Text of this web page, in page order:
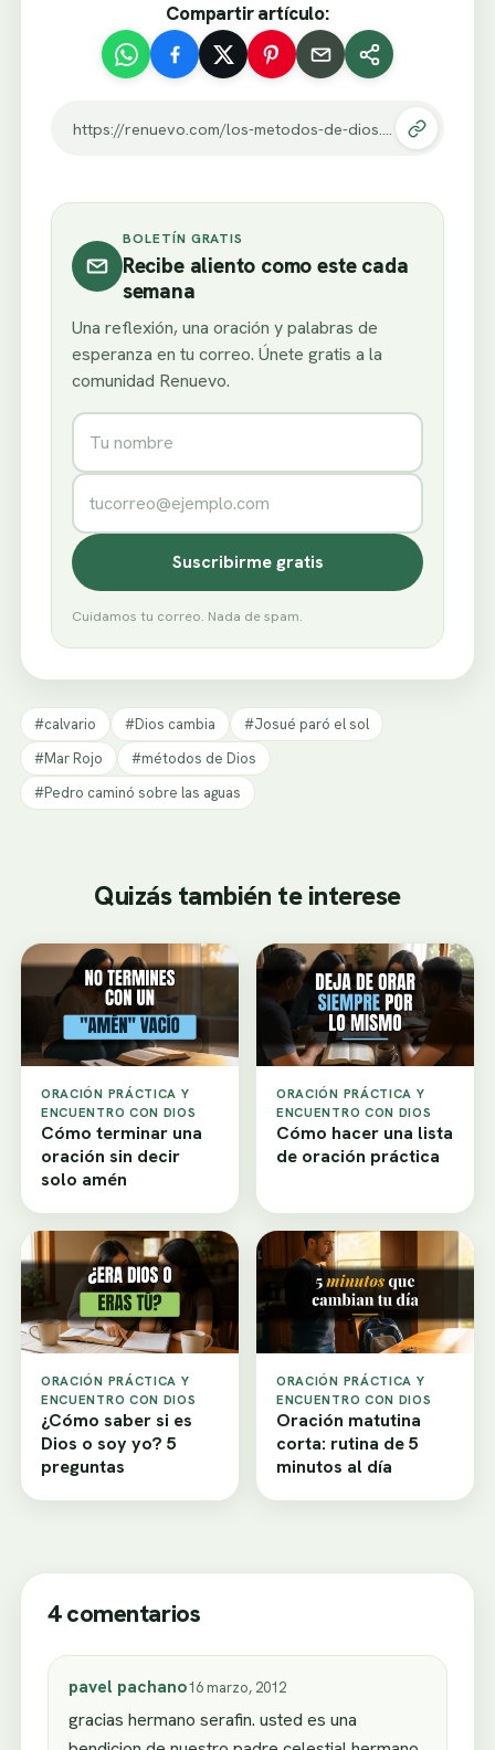
Compartir artículo:
BOLETÍN GRATIS
Recibe aliento como este cada
semana
Una reflexión, una oración y palabras de
esperanza en tu correo. Únete gratis a la
comunidad Renuevo.
Nombre
Correo electrónico
Suscribirme gratis
Cuidamos tu correo. Nada de spam.
#calvario #Dios cambia
#Josué paró el sol
#Mar Rojo
#métodos de Dios
#Pedro caminó sobre las aguas
Quizás también te interese
ORACIÓN PRÁCTICA Y
ENCUENTRO CON DIOS
Cómo terminar una
oración sin decir
solo amén
ORACIÓN PRÁCTICA Y
ENCUENTRO CON DIOS
Cómo hacer una lista
de oración práctica
ORACIÓN PRÁCTICA Y
ENCUENTRO CON DIOS
¿Cómo saber si es
Dios o soy yo? 5
preguntas
ORACIÓN PRÁCTICA Y
ENCUENTRO CON DIOS
Oración matutina
corta: rutina de 5
minutos al día
4 comentarios
pavel pachano16 marzo, 2012
gracias hermano serafin. usted es una